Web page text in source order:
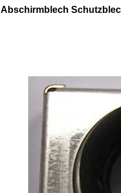
Abschirmblech